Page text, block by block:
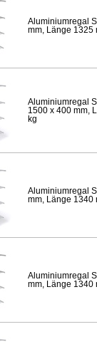
Aluminiumregal
mm, Länge 1325
Aluminiumregal
1500 x 400 mm,
kg
Aluminiumregal
mm, Länge 1340
Aluminiumregal
mm, Länge 1340